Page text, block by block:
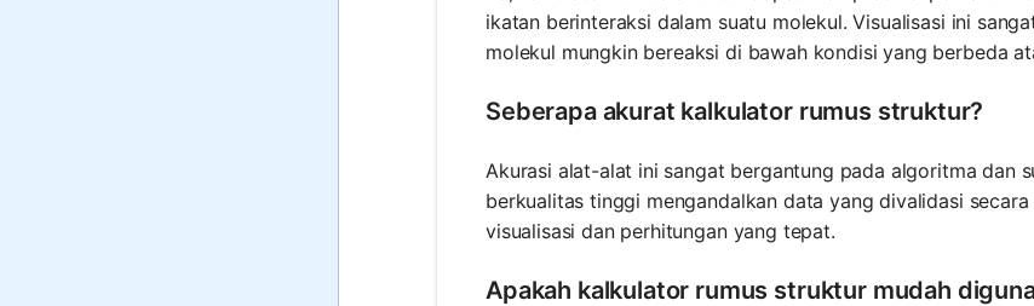
ikatan berinteraksi dalam suatu molekul. Visualisasi ini
molekul mungkin bereaksi di bawah kondisi yang berbeda
Seberapa akurat kalkulator rumus struktur?
Akurasi alat-alat ini sangat bergantung pada algoritma dan
berkualitas tinggi mengandalkan data yang divalidasi
visualisasi dan perhitungan yang tepat.
Apakah kalkulator rumus struktur mudah